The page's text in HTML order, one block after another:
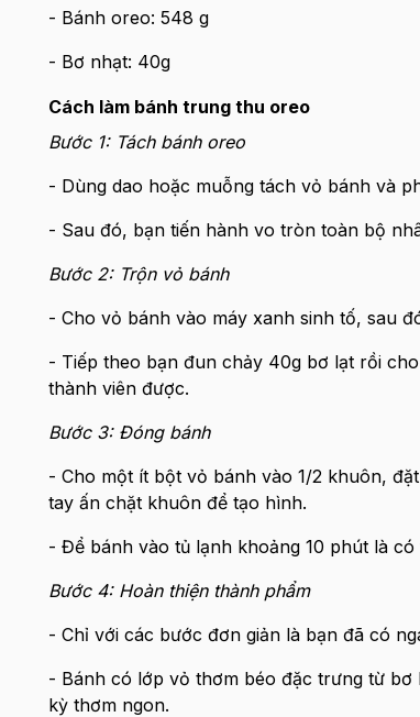
- Bánh oreo: 548 g
- Bơ nhạt: 40g
Cách làm bánh trung thu oreo
Bước 1: Tách bánh oreo
- Dùng dao hoặc muỗng tách vỏ bánh và
- Sau đó, bạn tiến hành vo tròn toàn bộ
Bước 2: Trộn vỏ bánh
- Cho vỏ bánh vào máy xanh sinh tố, sau
- Tiếp theo bạn đun chảy 40g bơ lạt rồi
thành viên được.
Bước 3: Đóng bánh
- Cho một ít bột vỏ bánh vào 1/2 khuôn,
tay ấn chặt khuôn để tạo hình.
- Để bánh vào tủ lạnh khoảng 10 phút là có
Bước 4: Hoàn thiện thành phẩm
- Chỉ với các bước đơn giản là bạn đã có
- Bánh có lớp vỏ thơm béo đặc trưng từ
kỳ thơm ngon.